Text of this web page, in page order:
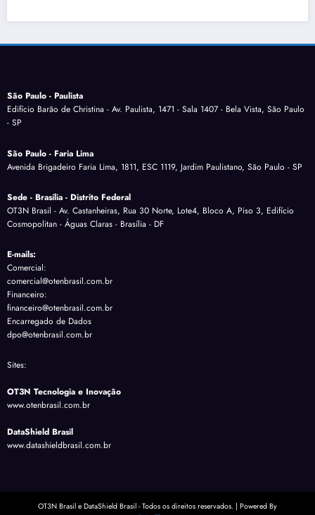
São Paulo - Paulista
Edifício Barão de Christina - Av. Paulista, 1471 - Sala 1407 - Bela Vista, São Paulo
- SP
São Paulo - Faria Lima
Avenida Brigadeiro Faria Lima, 1811, ESC 1119, Jardim Paulistano, São Paulo - SP
Sede - Brasília - Distrito Federal
OT3N Brasil - Av. Castanheiras, Rua 30 Norte, Lote4, Bloco A, Piso 3, Edifício
Cosmopolitan - Águas Claras - Brasília - DF
E-mails:
Comercial:
comercial@otenbrasil.com.br
Financeiro:
financeiro@otenbrasil.com.br
Encarregado de Dados
dpo@otenbrasil.com.br
Sites:
OT3N Tecnologia e Inovação
www.otenbrasil.com.br
DataShield Brasil
www.datashieldbrasil.com.br
OT3N Brasil e DataShield Brasil - Todos os direitos reservados. | Powered By